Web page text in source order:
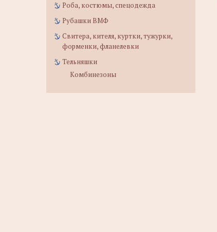
Роба, костюмы, спецодежда
Рубашки ВМФ
Свитера, кителя, куртки, тужурки,
форменки, фланелевки
Тельняшки
Комбинезоны